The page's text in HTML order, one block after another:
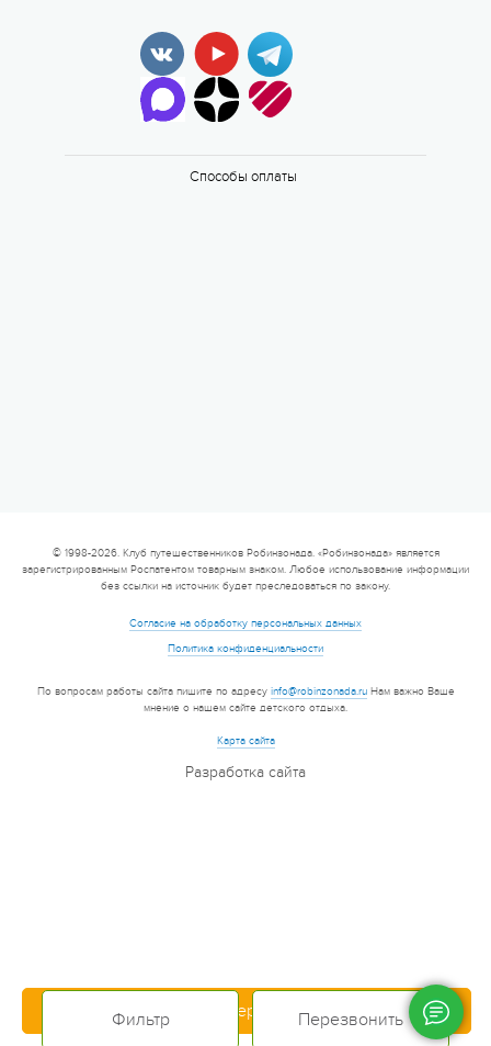
Фильтр Перезвонить
Способы оплаты
© 1998-2026. Клуб путешественников Робинзонада. «Робинзонада» является
зарегистрированным Роспатентом товарным знаком. Любое использование информации
без ссылки на источник будет преследоваться по закону.
Согласие на обработку персональных данных
Политика конфиденциальности
По вопросам работы сайта пишите по адресу info@robinzonada.ruНам важно Ваше
мнение о нашем сайте детского отдыха.
Карта сайта
Разработка сайта
Полная версия сайта